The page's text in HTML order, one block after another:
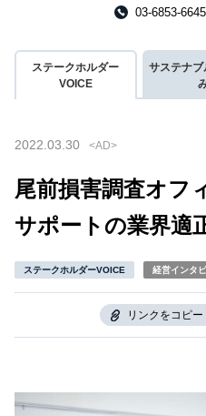
03-6853-6645
ステークホルダー
VOICE
サステナブ
2022.03.30
尾前損害調査オフ
サポートの業界適
ステークホルダーVOICE 経営インタ
リンクをコピー